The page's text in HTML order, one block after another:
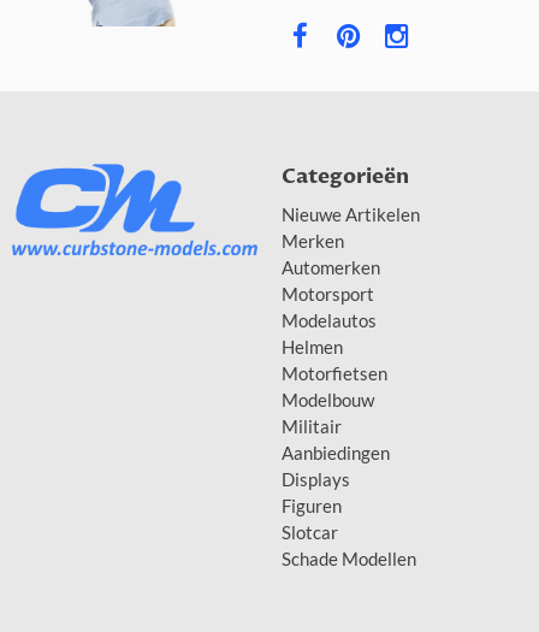
Categorieën
Nieuwe Artikelen
Merken
Automerken
Motorsport
Modelautos
Helmen
Motorfietsen
Modelbouw
Militair
Aanbiedingen
Displays
Figuren
Slotcar
Schade Modellen